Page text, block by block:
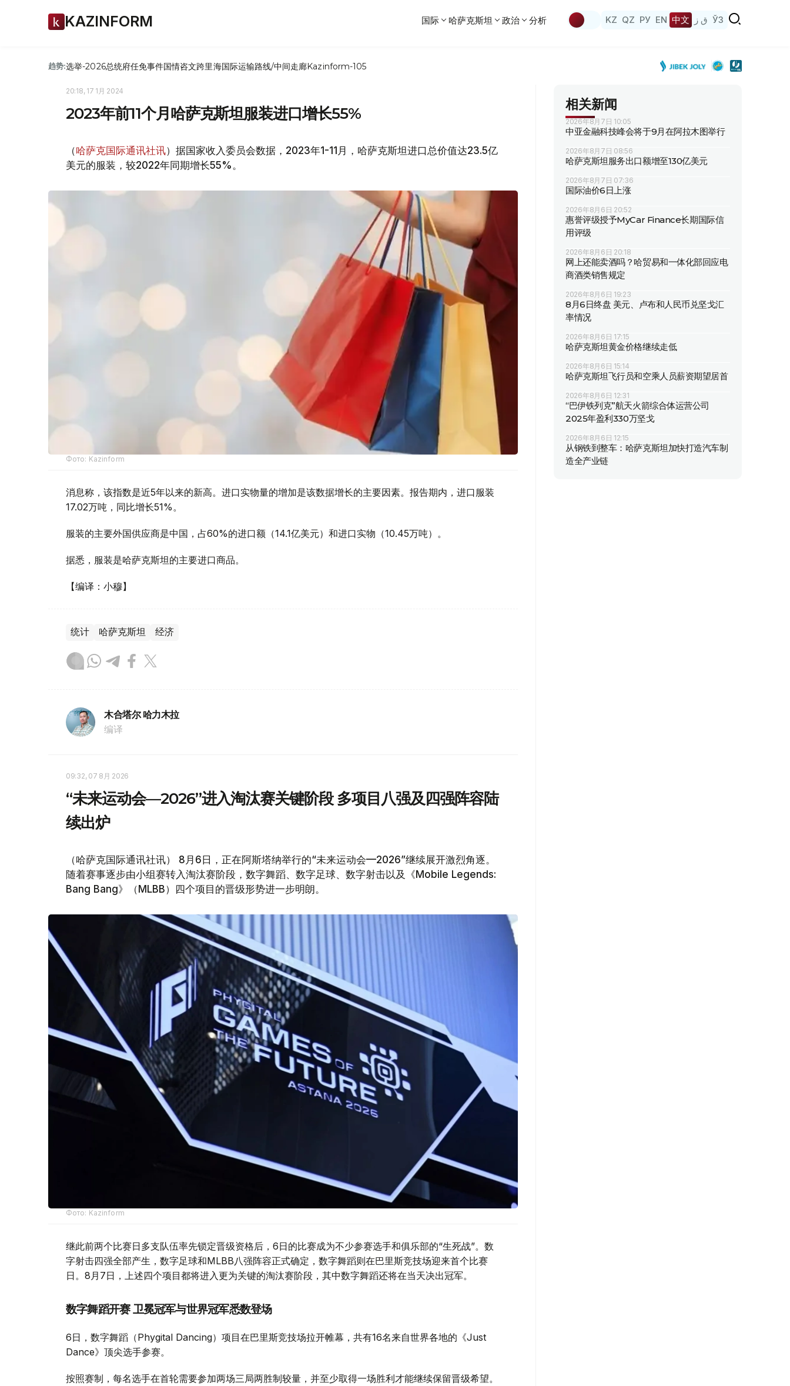
KAZINFORM 国际 哈萨克斯坦 政治 分析 KZ QZ РУ EN 中文 ق ز ЎЗ
趋势:选举-2026总统府任免事件国情咨文跨里海国际运输路线/中间走廊Kazinform-105
20:18, 17 1月 2024
2023年前11个月哈萨克斯坦服装进口增长55%
（哈萨克国际通讯社讯）据国家收入委员会数据，2023年1-11月，哈萨克斯坦进口总价值达23.5亿
美元的服装，较2022年同期增长55%。
Фото: Kazinform
消息称，该指数是近5年以来的新高。进口实物量的增加是该数据增长的主要因素。报告期内，进口服装
17.02万吨，同比增长51%。
服装的主要外国供应商是中国，占60%的进口额（14.1亿美元）和进口实物（10.45万吨）。
据悉，服装是哈萨克斯坦的主要进口商品。
【编译：小穆】
统计 哈萨克斯坦 经济
木合塔尔 哈力木拉
编译
09:32, 07 8月 2026
“未来运动会—2026”进入淘汰赛关键阶段 多项目八强及四强阵容陆
续出炉
（哈萨克国际通讯社讯） 8月6日，正在阿斯塔纳举行的“未来运动会—2026”继续展开激烈角逐。
随着赛事逐步由小组赛转入淘汰赛阶段，数字舞蹈、数字足球、数字射击以及《Mobile Legends:
Bang Bang》（MLBB）四个项目的晋级形势进一步明朗。
Фото: Kazinform
继此前两个比赛日多支队伍率先锁定晋级资格后，6日的比赛成为不少参赛选手和俱乐部的“生死战”。数
字射击四强全部产生，数字足球和MLBB八强阵容正式确定，数字舞蹈则在巴里斯竞技场迎来首个比赛
日。8月7日，上述四个项目都将进入更为关键的淘汰赛阶段，其中数字舞蹈还将在当天决出冠军。
数字舞蹈开赛 卫冕冠军与世界冠军悉数登场
6日，数字舞蹈（Phygital Dancing）项目在巴里斯竞技场拉开帷幕，共有16名来自世界各地的《Just
Dance》顶尖选手参赛。
按照赛制，每名选手在首轮需要参加两场三局两胜制较量，并至少取得一场胜利才能继续保留晋级希望。
相关新闻
2026年8月7日 10:05
中亚金融科技峰会将于9月在阿拉木图举行
2026年8月7日 08:56
哈萨克斯坦服务出口额增至130亿美元
2026年8月7日 07:36
国际油价6日上涨
2026年8月6日 20:52
惠誉评级授予MyCar Finance长期国际信
用评级
2026年8月6日 20:18
网上还能卖酒吗？哈贸易和一体化部回应电
商酒类销售规定
2026年8月6日 19:23
8月6日终盘 美元、卢布和人民币兑坚戈汇
率情况
2026年8月6日 17:15
哈萨克斯坦黄金价格继续走低
2026年8月6日 15:14
哈萨克斯坦飞行员和空乘人员薪资期望居首
2026年8月6日 12:31
“巴伊铁列克”航天火箭综合体运营公司
2025年盈利330万坚戈
2026年8月6日 12:15
从钢铁到整车：哈萨克斯坦加快打造汽车制
造全产业链